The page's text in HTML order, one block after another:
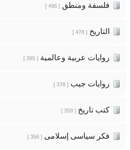
فلسفة ومنطق[ 496 ]
التاريخ[ 478 ]
روايات عربية وعالمية[ 395 ]
روايات جيب[ 378 ]
كتب تاريخ[ 359 ]
فكر سياسى إسلامى[ 356 ]